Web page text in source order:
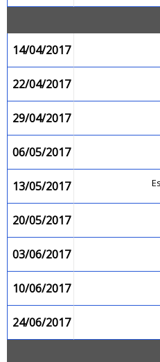
14/04/2017
22/04/2017
29/04/2017
06/05/2017
13/05/2017
20/05/2017
03/06/2017
10/06/2017
24/06/2017